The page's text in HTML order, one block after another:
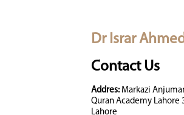
Dr Israr
Contact Us
Addres:Markazi
Quran Academy Lahore
Lahore